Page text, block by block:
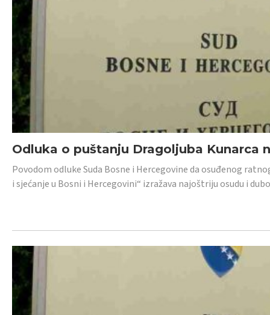
Odluka o puštanju Dragoljuba Kunarca
Povodom odluke Suda Bosne i Hercegovine da osuđenog
i sjećanje u Bosni i Hercegovini“ izražava najoštriju osudu i